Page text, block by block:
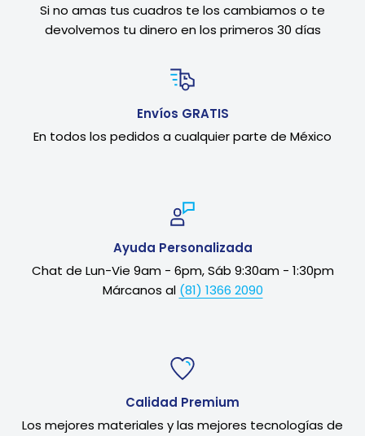
Si no amas tus cuadros te los cambiamos o te
devolvemos tu dinero en los primeros 30 días
Envíos GRATIS
En todos los pedidos a cualquier parte de México
Ayuda Personalizada
Chat de Lun-Vie 9am - 6pm, Sáb 9:30am - 1:30pm
Márcanos al (81) 1366 2090
Calidad Premium
Los mejores materiales y las mejores tecnologías de